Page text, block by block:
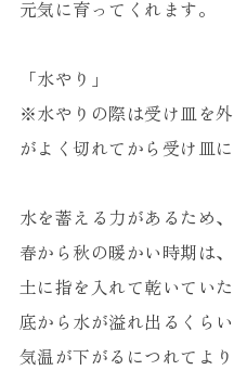
元気に育ってくれます。
「水やり」
※水やりの際は受け皿を
がよく切れてから受け皿
水を蓄える力があるため
春から秋の暖かい時期は
土に指を入れて乾いていた
底から水が溢れ出るくら
気温が下がるにつれてよ